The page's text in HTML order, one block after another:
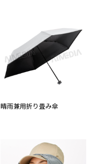
晴雨兼用折り畳み傘